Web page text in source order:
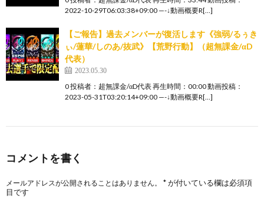
2022-10-29T06:03:38+09:00 —-↓動画概要R[…]
【ご報告】過去メンバーが復活します《強弱/るぅき
ぃ/蓮華/しのあ/抜武》【荒野行動】（超無課金/αD
代表）
2023.05.30
0 投稿者：超無課金/αD代表 再生時間：00:00 動画投稿：
2023-05-31T03:20:14+09:00 —-↓動画概要R[…]
コメントを書く
メールアドレスが公開されることはありません。 *が付いている欄は必須項
目です